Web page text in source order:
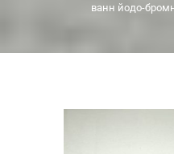
ванн йодо-